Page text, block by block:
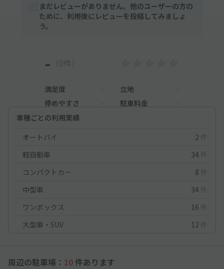
まだレビューがありません。他のユーザーの方の
ために、利用後にレビューを投稿してみましょ
う。
- （0件）
満足度 立地
停めやすさ
駐車料金
車種ごとの利用実績
オートバイ
2 件
軽自動車
34 件
コンパクトカー
8 件
中型車
34 件
ワンボックス
16 件
大型車・SUV
12 件
周辺の駐車場： 10 件あります